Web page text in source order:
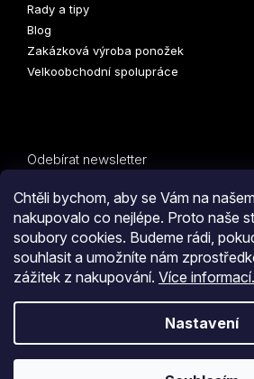
Chtěli bychom, aby se Vám na
nakupovalo co nejlépe. Proto naše
soubory cookies. Budeme rádi,
souhlasit a umožníte nám
zážitek z nakupování. Více informací.
Nastavení
Rady a tipy
Blog
Zakázková výroba ponožek
Velkoobchodní spolupráce
Odebírat newsletter
Vložte svůj e-mail a my vám budeme
nových produktech na našem e-shopu.
E-mail
obchodními podmínkamii s
osobních údajů.
Vytvořil